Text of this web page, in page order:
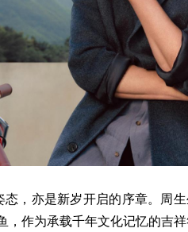
，亦是新岁开启的序章。周
，作为承载千年文化记忆的吉